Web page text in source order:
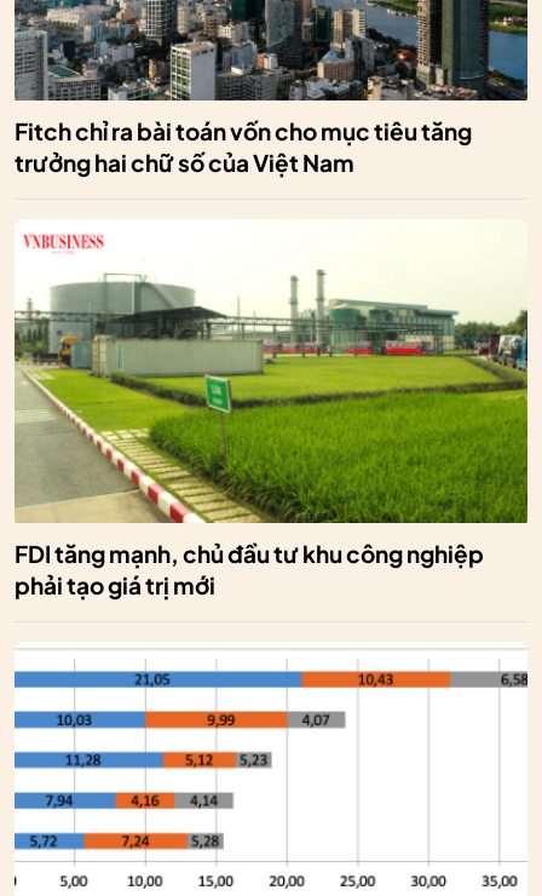
Fitch chỉ ra bài toán vốn cho mục tiêu tăng
trưởng hai chữ số của Việt Nam
FDI tăng mạnh, chủ đầu tư khu công nghiệp
phải tạo giá trị mới